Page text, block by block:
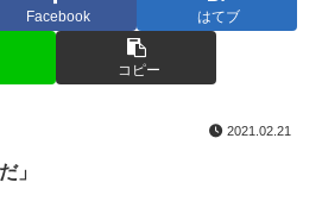
Facebook はてブ
コピー
2021.02.21
」